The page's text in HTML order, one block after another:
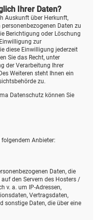
Ihrer Daten?
Auskunft über Herkunft,
Daten zu
Berichtigung oder Löschung
zur
diese Einwilligung jederzeit
Sie das Recht, unter
der Verarbeitung Ihrer
Weiteren steht Ihnen ein
zu.
Datenschutz können Sie
Anbieter:
Daten, die
den Servern des Hosters /
v. a. um IP-Adressen,
Vertragsdaten,
sonstige Daten, die über eine